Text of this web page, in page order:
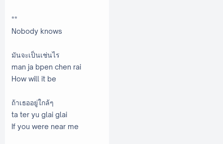
**
Nobody knows
มันจะเป็นเช่นไร
man ja bpen chen rai
How will it be
ถ้าเธออยู่ใกล้ๆ
ta ter yu glai glai
If you were near me